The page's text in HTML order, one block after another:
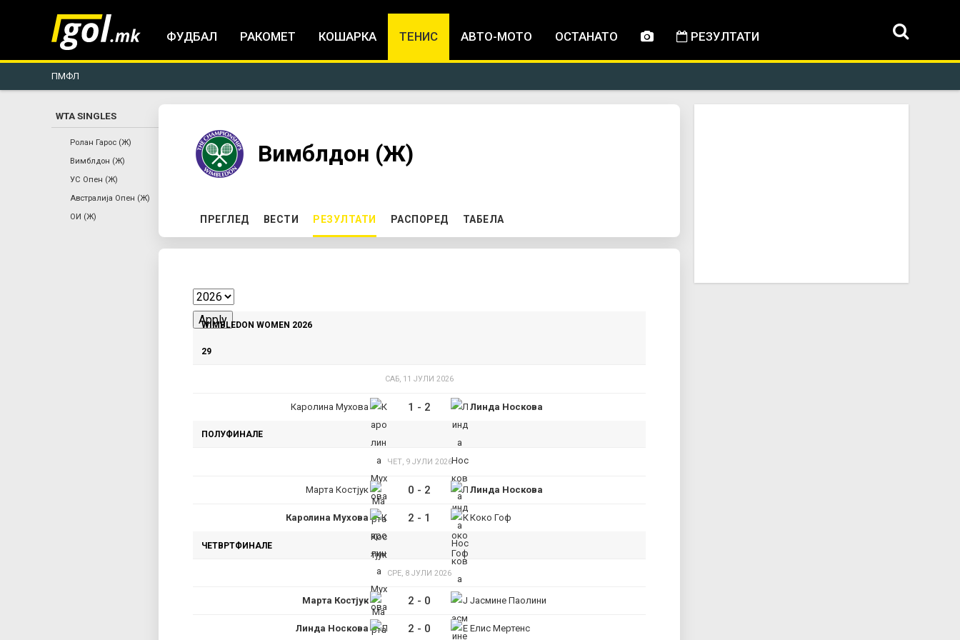
ФУДБАЛ РАКОМЕТ КОШАРКА ТЕНИС АВТО-МОТО ОСТАНАТО РЕЗУЛТАТИ
ПМФЛ
You
are
here
Вимблдон (Ж)
P
r
i
m
ПРЕГЛЕД ВЕСТИ РЕЗУЛТАТИ (ACTIVE TAB)
РАСПОРЕД ТАБЕЛА
WIMBLEDON WOMEN 2026
29
САБ, 11 ЈУЛИ 2026
Каролина Мухова 1 - 2 Линда Носкова
ПОЛУФИНАЛЕ
ЧЕТ, 9 ЈУЛИ 2026
Марта Костјук 0 - 2 Линда Носкова
Каролина Мухова 2 - 1 Коко Гоф
ЧЕТВРТФИНАЛЕ
СРЕ, 8 ЈУЛИ 2026
Марта Костјук 2 - 0 Јасмине Паолини
Линда Носкова 2 - 0 Елис Мертенс
WTA SINGLES
Ролан Гарос (Ж)
Вимблдон (Ж)
УС Опен (Ж)
Австралија Опен (Ж)
ОИ (Ж)